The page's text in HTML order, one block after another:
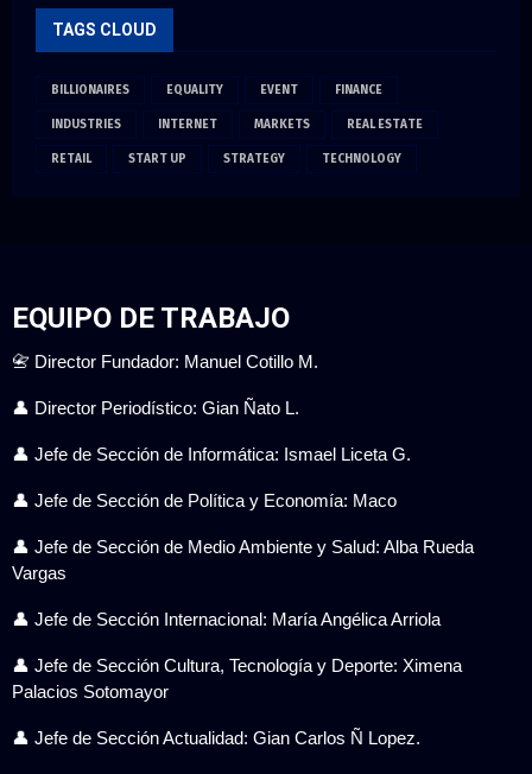
TAGS CLOUD
BILLIONAIRES EQUALITY EVENT FINANCE
INDUSTRIES INTERNET MARKETS REAL ESTATE
RETAIL START UP STRATEGY TECHNOLOGY
EQUIPO DE TRABAJO
📇 Director Fundador: Manuel Cotillo M.
👤 Director Periodístico: Gian Ñato L.
👤 Jefe de Sección de Informática: Ismael Liceta G.
👤 Jefe de Sección de Política y Economía: Maco
👤 Jefe de Sección de Medio Ambiente y Salud: Alba Rueda
Vargas
👤 Jefe de Sección Internacional: María Angélica Arriola
👤 Jefe de Sección Cultura, Tecnología y Deporte: Ximena
Palacios Sotomayor
👤 Jefe de Sección Actualidad: Gian Carlos Ñ Lopez.